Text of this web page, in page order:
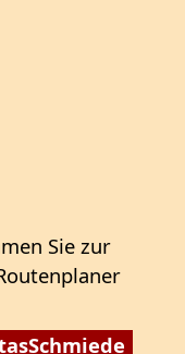
Sie zur